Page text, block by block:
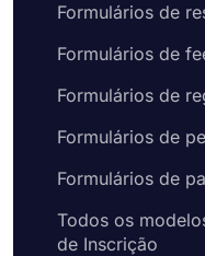
Formulários de
Formulários de
Formulários de
Formulários de
Formulários de
Todos os
de Inscrição